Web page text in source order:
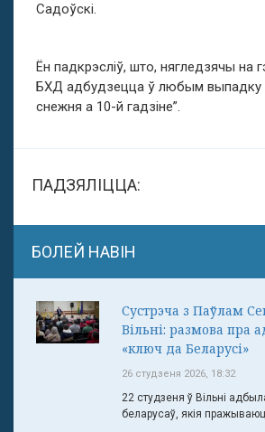
Садоўскі.
Ён падкрэсліў, што, нягледзячы на
БХД адбудзецца ў любым выпадку
снежня а 10-й гадзіне”.
ПАДЗЯЛІЦЦА:
БОЛЕЙ НАВІН
Сустрэча з Паўлам
Вільні: размова пра
«ключ да Беларусі»
26 студзеня 2026, 18:32
22 студзеня ў Вільні
беларусаў, якія